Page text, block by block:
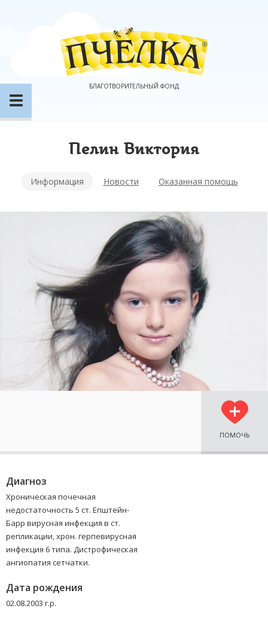
БЛАГОТВОРИТЕЛЬНЫЙ ФОНД
Пелин Виктория
Информация Новости Оказанная помощь
ПОМОЧЬ
Диагноз
Хроническая почечная
недостаточность 5 ст. Епштейн-
Барр вирусная инфекция в ст.
репликации, хрон. герпевирусная
инфекция 6 типа. Дистрофическая
ангиопатия сетчатки.
Дата рождения
02.08.2003 г.р.